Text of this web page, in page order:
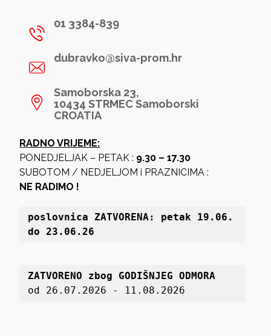
01 3384-839
dubravko@siva-prom.hr
Samoborska 23,
10434 STRMEC Samoborski
CROATIA
RADNO VRIJEME:
PONEDJELJAK – PETAK : 9.30 – 17.30
SUBOTOM / NEDJELJOM i PRAZNICIMA :
NE RADIMO !
poslovnica ZATVORENA: petak 19 .06.
do 23.06.26
ZATVORENO zbog GODIŠNJEG ODMORA
od 26.07.2026 - 11.08.2026